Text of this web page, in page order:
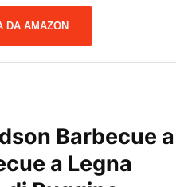
DA AMAZON
Barbecue a
a Legna